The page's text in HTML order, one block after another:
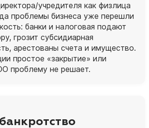
учредителя как физлица
проблемы бизнеса уже перешли
банки и налоговая подают
грозит субсидиарная
арестованы счета и имущество.
простое «закрытие» или
проблему не решает.